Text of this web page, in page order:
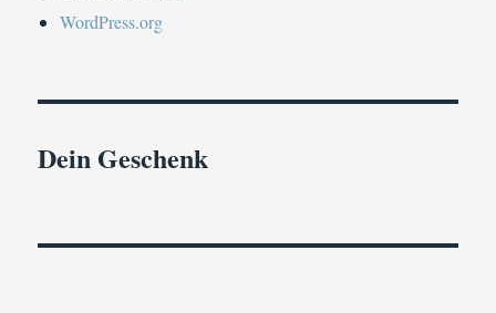
WordPress.org
Dein Geschenk